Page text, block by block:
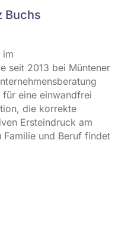
Buchs
im
seit 2013 bei Müntener
eine einwandfrei
die korrekte
Ersteindruck am
Familie und Beruf findet